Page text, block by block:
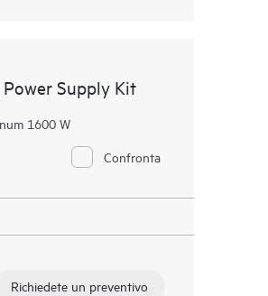
Supply Kit
1600 W
Confronta
Richiedete un preventivo